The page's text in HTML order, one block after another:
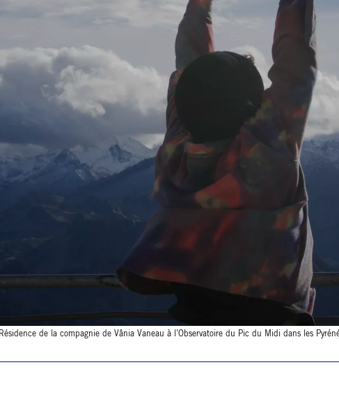
Résidence de la compagnie de Vânia Vaneau à l’Observatoire du Pic du Midi dans les